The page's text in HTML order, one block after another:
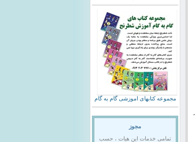
مجموعه کتابهای اموزشی گام به گام
مجوز
تمامی خدمات این هیات ، حسب